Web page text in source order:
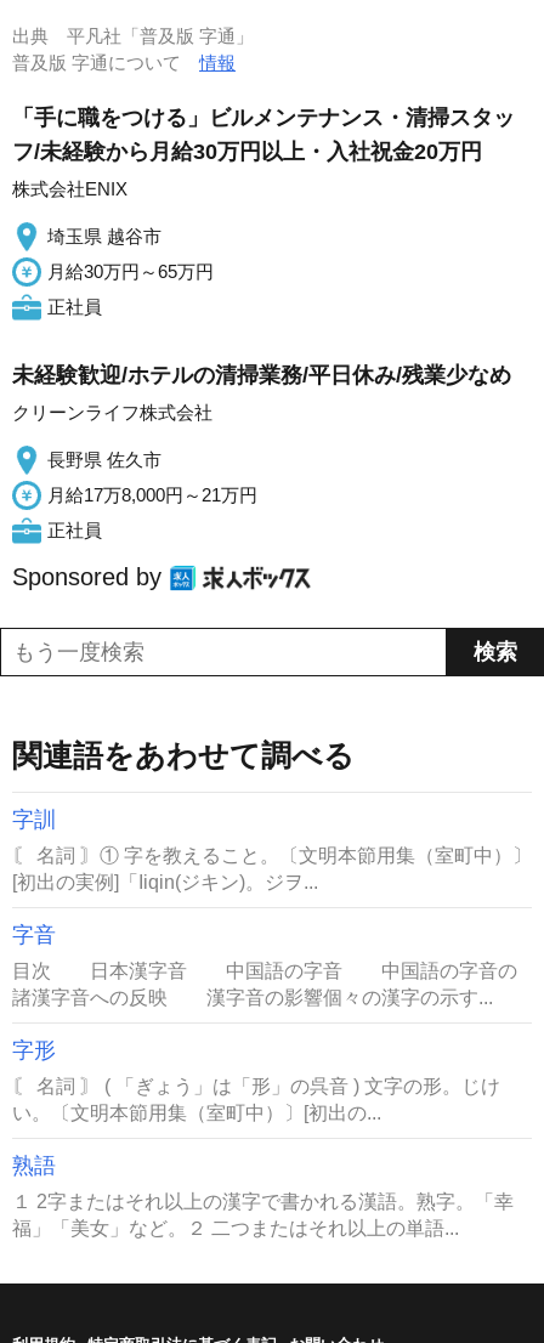
出典 平凡社「普及版 字通」
普及版 字通について情報
「手に職をつける」ビルメンテナンス・清掃スタッ
フ/未経験から月給30万円以上・入社祝金20万円
株式会社ENIX
埼玉県 越谷市
月給30万円～65万円
正社員
未経験歓迎/ホテルの清掃業務/平日休み/残業少なめ
クリーンライフ株式会社
長野県 佐久市
月給17万8,000円～21万円
正社員
Sponsored by
関連語をあわせて調べる
字訓
〘 名詞 〙① 字を教えること。〔文明本節用集（室町中）〕
[初出の実例]「Iiqin(ジキン)。ジヲ...
字音
目次 日本漢字音 中国語の字音 中国語の字音の
諸漢字音への反映 漢字音の影響個々の漢字の示す...
字形
〘 名詞 〙 ( 「ぎょう」は「形」の呉音 ) 文字の形。じけ
い。〔文明本節用集（室町中）〕[初出の...
熟語
１ 2字またはそれ以上の漢字で書かれる漢語。熟字。「幸
福」「美女」など。２ 二つまたはそれ以上の単語...